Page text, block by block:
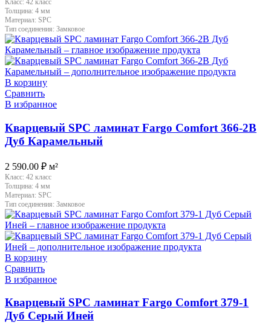
Класс: 42 класс
Толщина: 4 мм
Материал: SPC
Тип соединения: Замковое
В корзину
Сравнить
В избранное
Кварцевый SPC ламинат Fargo Comfort 366-2B
Дуб Карамельный
2 590.00 ₽ м²
Класс: 42 класс
Толщина: 4 мм
Материал: SPC
Тип соединения: Замковое
В корзину
Сравнить
В избранное
Кварцевый SPC ламинат Fargo Comfort 379-1
Дуб Серый Иней